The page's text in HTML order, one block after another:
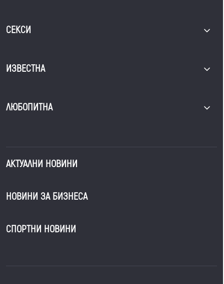
СЕКСИ
ИЗВЕСТНА
ЛЮБОПИТНА
АКТУАЛНИ НОВИНИ
НОВИНИ ЗА БИЗНЕСА
СПОРТНИ НОВИНИ